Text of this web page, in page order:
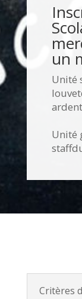
un
Unité
Unité
Critères